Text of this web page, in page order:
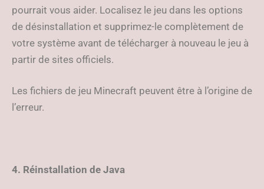
pourrait vous aider. Localisez le jeu dans les options
de désinstallation et supprimez-le complètement de
votre système avant de télécharger à nouveau le jeu à
partir de sites officiels.
Les fichiers de jeu Minecraft peuvent être à l’origine de
l’erreur.
4. Réinstallation de Java